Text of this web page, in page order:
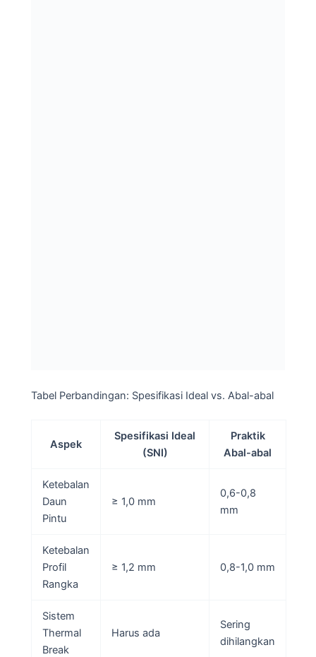
Tabel Perbandingan: Spesifikasi Ideal vs. Abal-abal
Aspek
Spesifikasi Ideal
(SNI)
Praktik
Abal-abal
Ketebalan
Daun
Pintu
≥ 1,0 mm
0,6-0,8
mm
Ketebalan
Profil
Rangka
≥ 1,2 mm 0,8-1,0 mm
Sistem
Thermal
Break
Harus ada
Sering
dihilangkan